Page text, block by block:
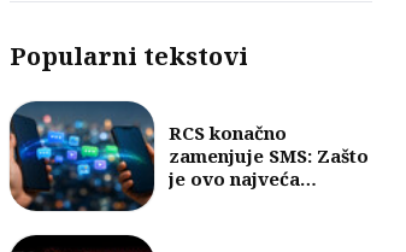
Popularni tekstovi
RCS konačno
zamenjuje SMS: Zašto
je ovo najveća